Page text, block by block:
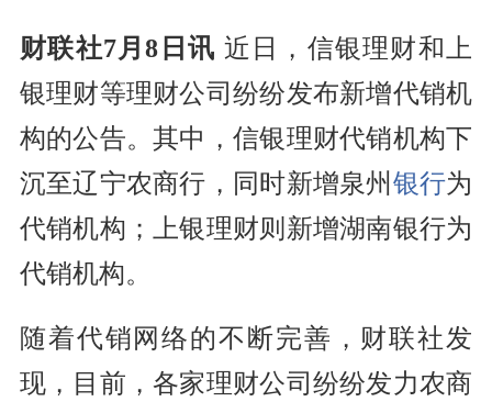
财联社7月8日讯 近日，信银理财和上
银理财等理财公司纷纷发布新增代销机
构的公告。其中，信银理财代销机构下
沉至辽宁农商行，同时新增泉州 银行为
代销机构；上银理财则新增湖南银行为
代销机构。
随着代销网络的不断完善，财联社发
现，目前，各家理财公司纷纷发力农商